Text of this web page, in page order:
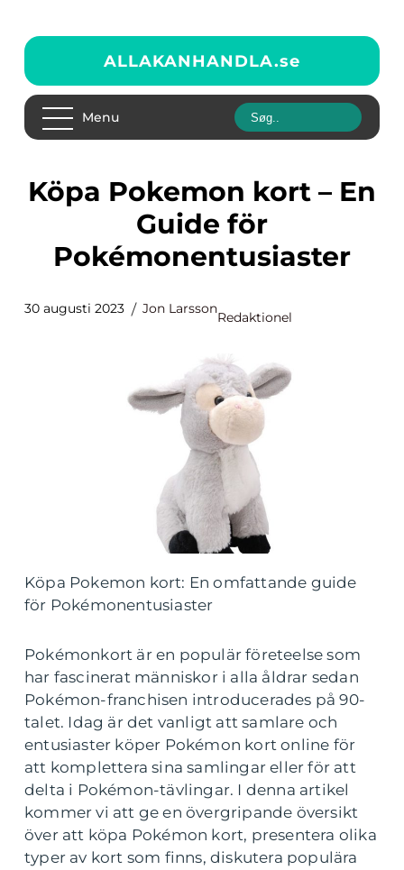
ALLAKANHANDLA.se
Menu
Köpa Pokemon kort – En
Guide för
Pokémonentusiaster
30 augusti 2023 Jon Larsson
Redaktionel
Köpa Pokemon kort: En omfattande guide
för Pokémonentusiaster
Pokémonkort är en populär företeelse som
har fascinerat människor i alla åldrar sedan
Pokémon-franchisen introducerades på 90-
talet. Idag är det vanligt att samlare och
entusiaster köper Pokémon kort online för
att komplettera sina samlingar eller för att
delta i Pokémon-tävlingar. I denna artikel
kommer vi att ge en övergripande översikt
över att köpa Pokémon kort, presentera olika
typer av kort som finns, diskutera populära